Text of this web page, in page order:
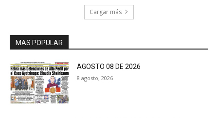
Cargar más
MAS POPULAR
AGOSTO 08 DE 2026
8 agosto, 2026